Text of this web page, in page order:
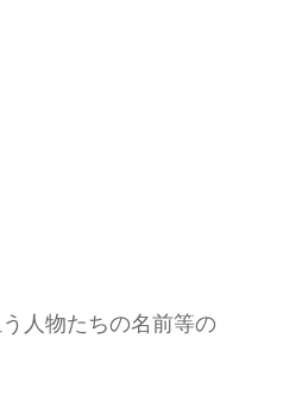
人物たちの名前等の